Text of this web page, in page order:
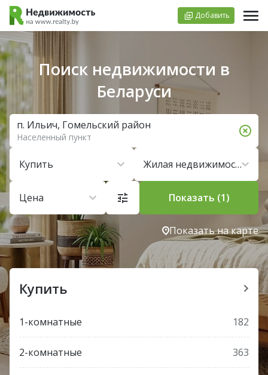
Добавить
Поиск недвижимости в
Беларуси
Купить Жилая недвижимость
Цена
п. Ильич, Гомельский район
Населенный пункт
Показать (1)
Показать на карте
Купить
1-комнатные 182
2-комнатные 363